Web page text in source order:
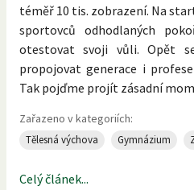
téměř 10 tis. zobrazení. Na
sportovců odhodlaných
otestovat svoji vůli. Opět
propojovat generace i
Tak pojďme projít zásadní
Zařazeno v kategoriích:
Tělesná výchova Gymnázium
Celý článek...